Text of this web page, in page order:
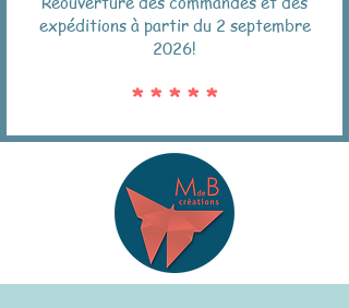
expéditions à partir du 2 septembre
2026!
* * * * *